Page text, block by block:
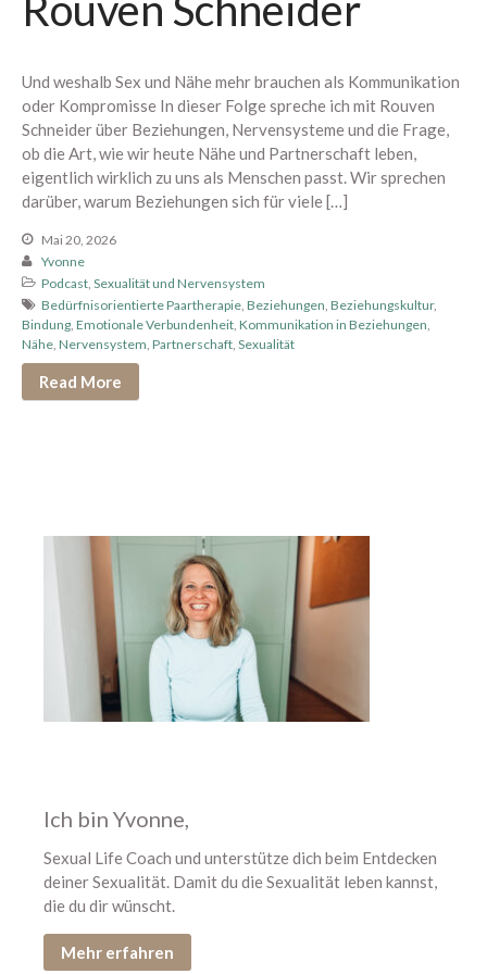
Januar 2024
Oktober 2023
August 2023
Juli 2023
Juni 2023
Mai 2023
Februar 2023
Januar 2023
April 2022
März 2022
Februar 2022
Januar 2022
Dezember 2021
November 2021
Mai 2021
Und weshalb Sex und Nähe mehr brauchen als Kommunikation
oder Kompromisse In dieser Folge spreche ich mit Rouven
Schneider über Beziehungen, Nervensysteme und die Frage,
ob die Art, wie wir heute Nähe und Partnerschaft leben,
eigentlich wirklich zu uns als Menschen passt. Wir sprechen
darüber, warum Beziehungen sich für viele […]
Mai 20, 2026
Yvonne
Podcast Sexualität und Nervensystem
Bedürfnisorientierte Paartherapie Beziehungen Beziehungskultur,
Bindung Emotionale Verbundenheit Kommunikation in Beziehungen
Nähe Nervensystem Partnerschaft Sexualität
Read More
Ich bin Yvonne,
Sexual Life Coach und unterstütze dich beim Entdecken
deiner Sexualität. Damit du die Sexualität leben kannst,
die du dir wünscht.
Mehr erfahren